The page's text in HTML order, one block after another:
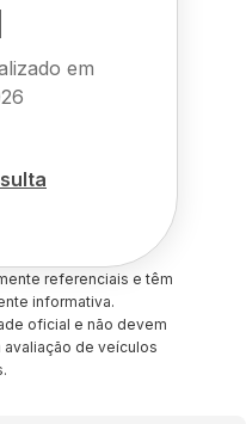
em
referenciais e têm
informativa.
oficial e não devem
de veículos